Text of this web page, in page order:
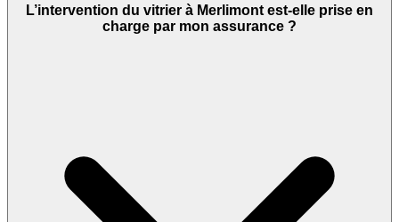
L’intervention du vitrier à Merlimont est-elle prise en
charge par mon assurance ?